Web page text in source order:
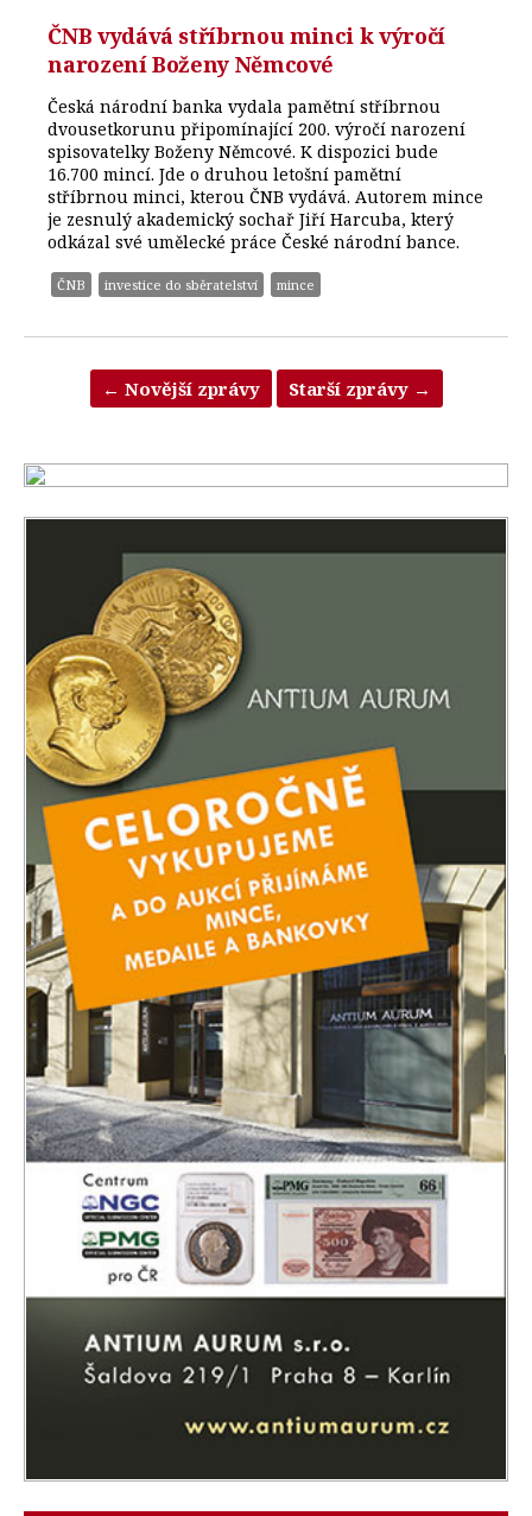
ČNB vydává stříbrnou minci k výročí
narození Boženy Němcové
Česká národní banka vydala pamětní stříbrnou
dvousetkorunu připomínající 200. výročí narození
spisovatelky Boženy Němcové. K dispozici bude
16.700 mincí. Jde o druhou letošní pamětní
stříbrnou minci, kterou ČNB vydává. Autorem mince
je zesnulý akademický sochař Jiří Harcuba, který
odkázal své umělecké práce České národní bance.
ČNB investice do sběratelství mince
← Novější zprávy Starší zprávy →